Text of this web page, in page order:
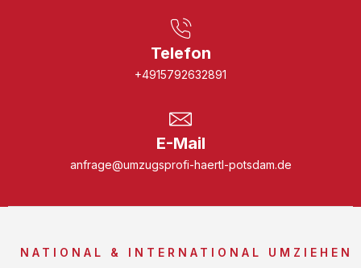
Telefon
+4915792632891
E-Mail
anfrage@umzugsprofi-haertl-potsdam.de
NATIONAL & INTERNATIONAL UMZIEHEN